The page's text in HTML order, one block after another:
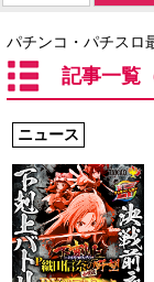
パチンコ・パチスロ
記事一覧
ニュース